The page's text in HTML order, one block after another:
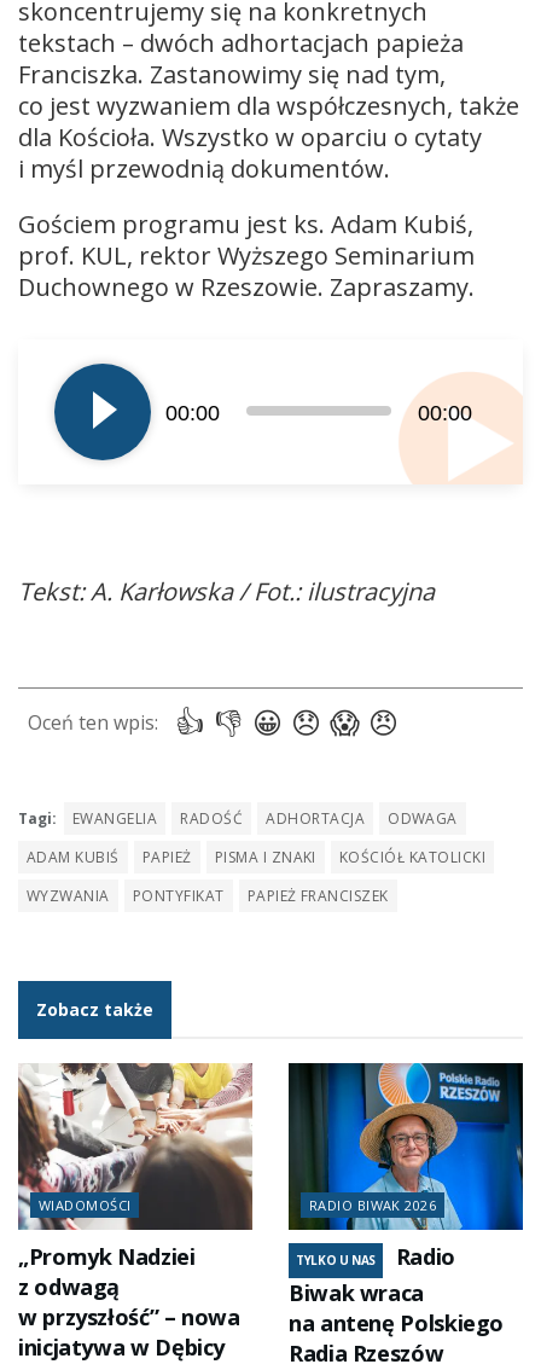
skoncentrujemy się na konkretnych
tekstach – dwóch adhortacjach papieża
Franciszka. Zastanowimy się nad tym,
co jest wyzwaniem dla współczesnych, także
dla Kościoła. Wszystko w oparciu o cytaty
i myśl przewodnią dokumentów.
Gościem programu jest ks. Adam Kubiś,
prof. KUL, rektor Wyższego Seminarium
Duchownego w Rzeszowie. Zapraszamy.
plików
dźwiękowych
00:00 00:00
Tekst: A. Karłowska / Fot.: ilustracyjna
Tagi: EWANGELIA RADOŚĆ ADHORTACJA
ODWAGA
ADAM KUBIŚ
PAPIEŻ PISMA I ZNAKI
KOŚCIÓŁ KATOLICKI
WYZWANIA
PONTYFIKAT PAPIEŻ FRANCISZEK
Zobacz także
WIADOMOŚCI
„Promyk Nadziei
z odwagą
w przyszłość” – nowa
inicjatywa w Dębicy
RADIO BIWAK 2026
TYLKO U NAS
Radio
Biwak wraca
na antenę Polskiego
Radia Rzeszów